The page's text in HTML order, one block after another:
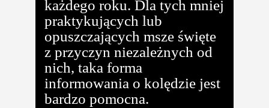
każdego roku. Dla tych mniej
praktykujących lub
opuszczających msze święte
z przyczyn niezależnych od
nich, taka forma
informowania o kolędzie jest
bardzo pomocna.